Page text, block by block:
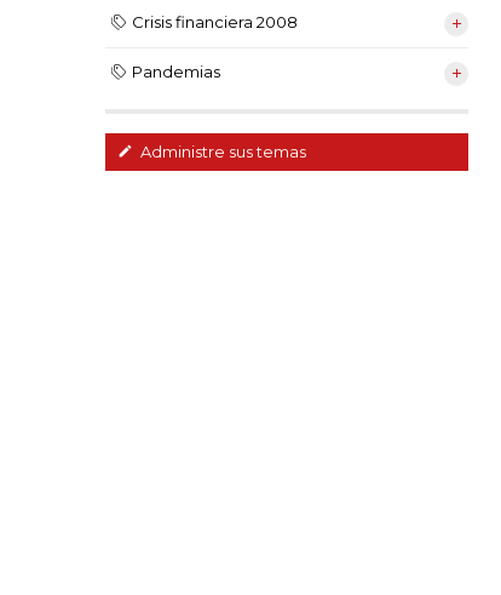
Crisis financiera 2008
Pandemias
Administre sus temas